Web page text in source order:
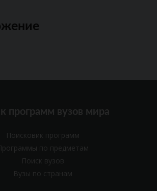
программ вузов мира
Поисковик программ
по предметам
Поиск вузов
Вузы по странам